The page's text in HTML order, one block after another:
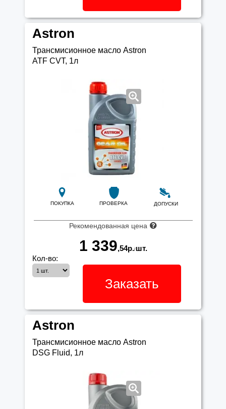
Astron
Трансмисионное масло Astron
ATF CVT, 1л
ПОКУПКА ПРОВЕРКА ДОПУСКИ
Рекомендованная цена
1 339,54р./шт.
Кол-во:
Заказать
Astron
Трансмисионное масло Astron
DSG Fluid, 1л